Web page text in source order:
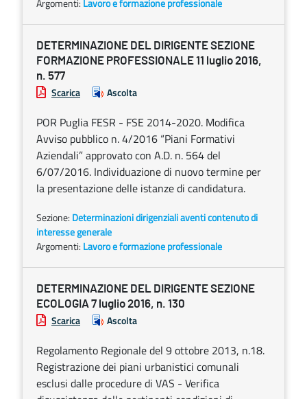
Argomenti: Lavoro e formazione professionale
DETERMINAZIONE DEL DIRIGENTE SEZIONE
FORMAZIONE PROFESSIONALE 11 luglio 2016,
n. 577
Scarica Ascolta
POR Puglia FESR - FSE 2014-2020. Modifica
Avviso pubblico n. 4/2016 “Piani Formativi
Aziendali” approvato con A.D. n. 564 del
6/07/2016. Individuazione di nuovo termine per
la presentazione delle istanze di candidatura.
Sezione: Determinazioni dirigenziali aventi contenuto di
interesse generale
Argomenti: Lavoro e formazione professionale
DETERMINAZIONE DEL DIRIGENTE SEZIONE
ECOLOGIA 7 luglio 2016, n. 130
Scarica Ascolta
Regolamento Regionale del 9 ottobre 2013, n.18.
Registrazione dei piani urbanistici comunali
esclusi dalle procedure di VAS - Verifica